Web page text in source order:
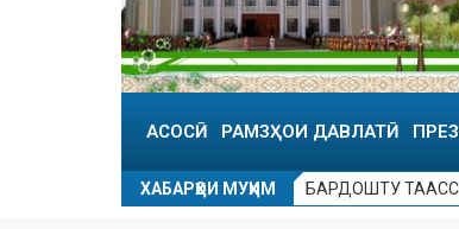
АСОСӢ РАМЗҲОИ ДАВЛАТӢ
ХАБАРҲОИ МУҲИМ БАРДОШТУ